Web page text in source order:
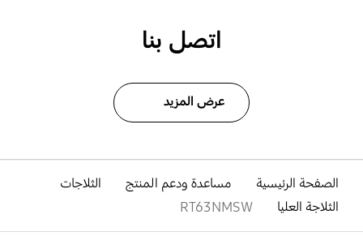
اتصل بنا
عرض المزيد
الصفحة الرئيسية مساعدة ودعم المنتج
الثلاجات
الثلاجة العليا
RT63NMSW